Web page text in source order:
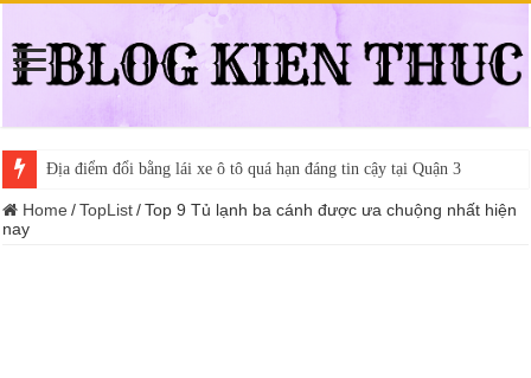
Địa điểm đổi bằng lái xe ô tô quá hạn đáng tin cậy tại Quận 3
Trung tâm nào học thi giấy phép lái xe hạng A (A2 cũ), A1 uy tín tại
Home / TopList / Top 9 Tủ lạnh ba cánh được ưa chuộng nhất hiện
nay